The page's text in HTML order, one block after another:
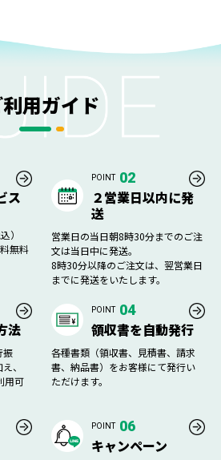
用ガイド
ス
）
無料
POINT 02
２営業日以内に発
送
営業日の当日朝8時30分までのご注
文は当日中に発送。
8時30分以降のご注文は、翌営業日
までに発送をいたします。
法
振
、
用可
POINT 04
領収書を自動発行
各種書類（領収書、見積書、請求
書、納品書）をお客様にて発行い
ただけます。
POINT 06
キャンペーン